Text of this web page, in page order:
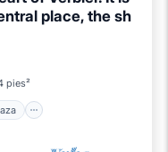
place, the sh
pies²